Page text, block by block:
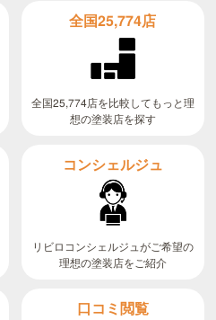
全国25,774店
全国25,774店を比較してもっと理
想の塗装店を探す
コンシェルジュ
リビロコンシェルジュがご希望の
理想の塗装店をご紹介
口コミ閲覧